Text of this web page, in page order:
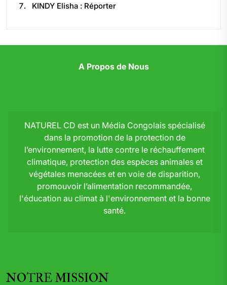
KINDY Elisha : Réporter
A Propos de Nous
NATUREL CD est un Média Congolais spécialisé
dans la promotion de la protection de
l’environnement, la lutte contre le réchauffement
climatique, protection des espèces animales et
végétales menacées et en voie de disparition,
promouvoir l’alimentation recommandée,
l'éducation au climat à l'environnement et la bonne
santé.
NOTRE MISSION